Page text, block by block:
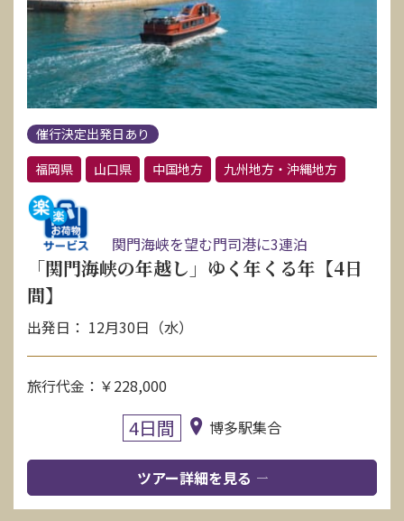
催行決定出発日あり
福岡県
山口県 中国地方 九州地方・沖縄地方
関門海峡を望む門司港に3連泊
「関門海峡の年越し」ゆく年くる年【4日
間】
出発日： 12月30日（水）
旅行代金：￥228,000
4日間 博多駅集合
ツアー詳細を見る